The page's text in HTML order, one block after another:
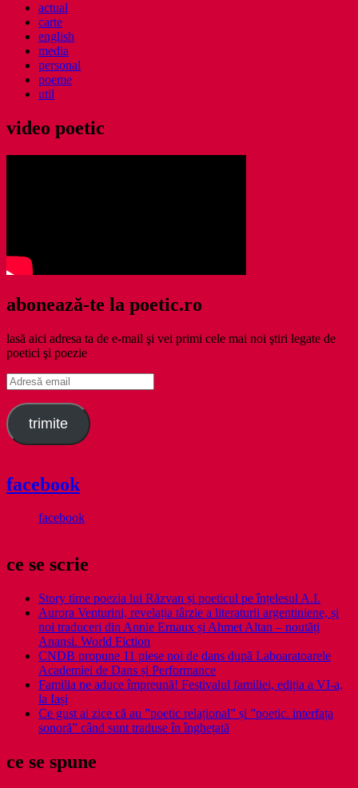
actual
carte
english
media
personal
poeme
util
video poetic
abonează-te la poetic.ro
lasă aici adresa ta de e-mail şi vei primi cele mai noi ştiri legate de
poetici şi poezie
Adresă
email
trimite
facebook
facebook
ce se scrie
Story time poezia lui Răzvan și poeticul pe înțelesul A.I.
Aurora Venturini, revelația târzie a literaturii argentiniene, și
noi traduceri din Annie Ernaux și Ahmet Altan – noutăți
Anansi. World Fiction
CNDB propune 11 piese noi de dans după Laboaratoarele
Academiei de Dans și Performance
Familia ne aduce împreună! Festivalul familiei, ediția a VI-a,
la Iași
Ce gust ai zice că au ”poetic relațional” și ”poetic. interfața
sonoră” când sunt traduse în înghețată
ce se spune